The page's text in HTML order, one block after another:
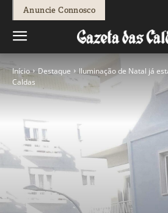
Anuncie Connosco
Início Destaque
Iluminação de Natal já
Caldas